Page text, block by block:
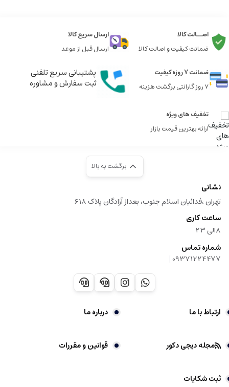
اصــالت کالا
ضمانت کیفیت و اصالت کالا
ارسال سریع کالا
ارسال قبل از موعد
ضمانت 7 روزه کیفیت
7 روز گارانتی برگشت هزینه
پشتیبانی سریع تلفنی
ثبت سفارش و مشاوره
تخفیف های ویژه
ارائه بهترین قیمت بازار
برگشت به بالا
نشانی
تهران ،فدائیان اسلام جنوب، بعداز آزادگان پلاک 618
ساعت کاری
8الی 23
شماره تماس
09371224477
|
ارتباط با ما درباره ما
مجله دیجی دکور قوانین و مقررات
ثبت شکایات